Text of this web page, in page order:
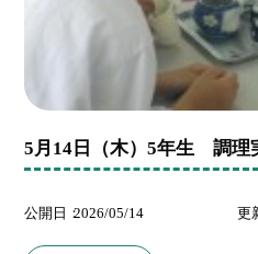
5月14日（木）5年生 調理
公開日 2026/05/14 更